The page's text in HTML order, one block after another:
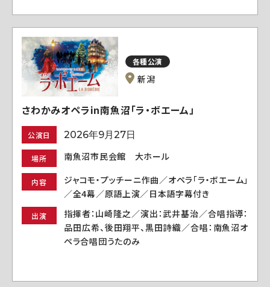
各種公演
新潟
さわかみオペラin南魚沼「ラ・ボエーム」
公演日 2026年9月27日
場所 南魚沼市民会館 大ホール
内容
ジャコモ・プッチーニ作曲／オペラ「ラ・ボエーム」
／全4幕／原語上演／日本語字幕付き
出演
指揮者：山崎隆之／演出：武井基治／合唱指導：
品田広希、後田翔平、黒田詩織／合唱：南魚沼オ
ペラ合唱団うたのみ